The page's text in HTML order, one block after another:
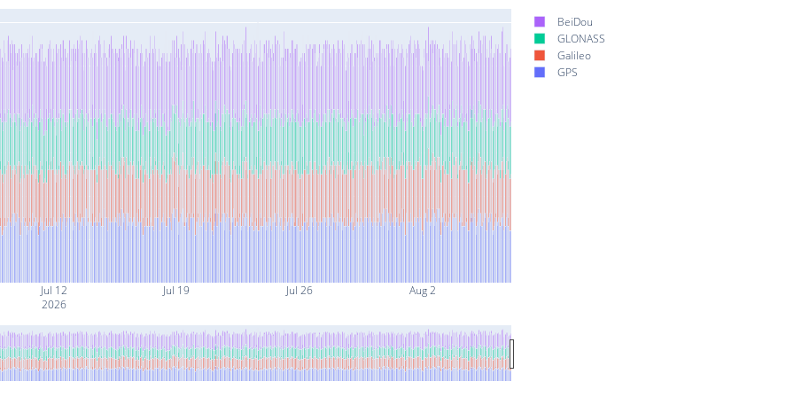
Jul 12
2026
Jul 19 Jul 26 Aug 2
BeiDou
GLONASS
Galileo
GPS